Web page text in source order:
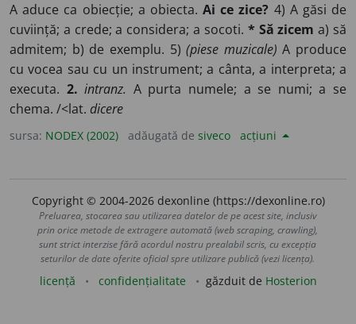
A aduce ca obiecție; a obiecta. Ai ce zice? 4) A găsi de
cuviință; a crede; a considera; a socoti. * Să zicem a) să
admitem; b) de exemplu. 5)(piese muzicale) A produce
cu vocea sau cu un instrument; a cânta, a interpreta; a
executa. 2. intranz. A purta numele; a se numi; a se
chema. /<lat. dicere
sursa: NODEX (2002) adăugată de siveco acțiuni
Copyright © 2004-2026 dexonline (https://dexonline.ro)
Preluarea, stocarea sau utilizarea datelor de pe acest site, inclusiv
prin orice metode de extragere automată (web scraping, crawling),
sunt strict interzise fără acordul nostru prealabil scris, cu excepția
seturilor de date oferite oficial spre utilizare publică (vezi licența).
licență confidențialitate găzduit de Hosterion